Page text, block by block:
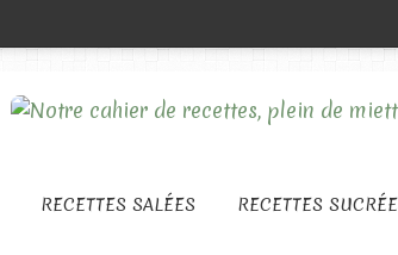
RECETTES SALÉES RECETTES